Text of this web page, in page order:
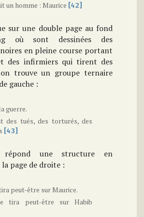
un homme : Maurice [42]
sur une double page au fond
où sont dessinées des
en pleine course portant
des infirmiers qui tirent des
trouve un groupe ternaire
gauche :
guerre.
des tués, des torturés, des
[43]
répond une structure en
la page de droite :
peut-être sur Maurice.
tira peut-être sur Habib